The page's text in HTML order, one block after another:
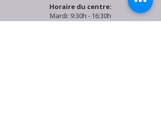
Horaire du centre:
Mardi: 9:30h - 16:30h